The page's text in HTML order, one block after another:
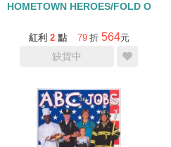
HOMETOWN HEROES/FOLD
紅利 2 點 79 折 564元
缺貨中